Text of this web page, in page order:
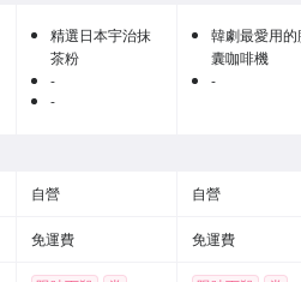
精選日本宇治抹
茶粉
-
-
韓劇最愛用的
囊咖啡機
-
自營 自營
免運費 免運費